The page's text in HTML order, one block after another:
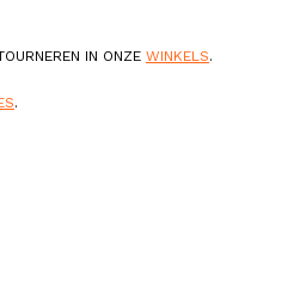
IN ONZE WINKELS.
.